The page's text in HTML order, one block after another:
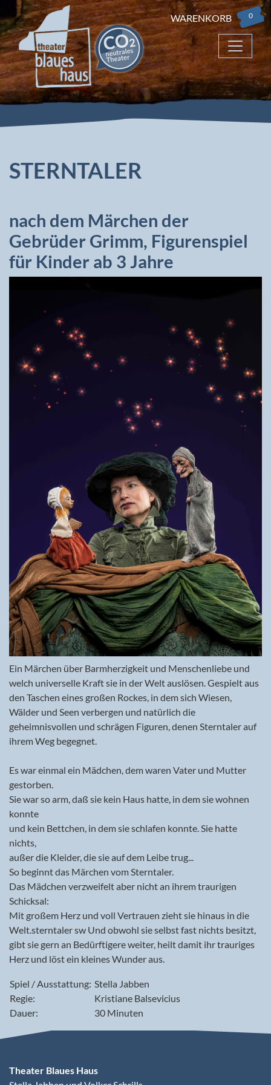
WARENKORB 0
STERNTALER
nach dem Märchen der
Gebrüder Grimm, Figurenspiel
für Kinder ab 3 Jahre
Ein Märchen über Barmherzigkeit und Menschenliebe und
welch universelle Kraft sie in der Welt auslösen. Gespielt aus
den Taschen eines großen Rockes, in dem sich Wiesen,
Wälder und Seen verbergen und natürlich die
geheimnisvollen und schrägen Figuren, denen Sterntaler auf
ihrem Weg begegnet.
Es war einmal ein Mädchen, dem waren Vater und Mutter
gestorben.
Sie war so arm, daß sie kein Haus hatte, in dem sie wohnen
konnte
und kein Bettchen, in dem sie schlafen konnte. Sie hatte
nichts,
außer die Kleider, die sie auf dem Leibe trug...
So beginnt das Märchen vom Sterntaler.
Das Mädchen verzweifelt aber nicht an ihrem traurigen
Schicksal:
Mit großem Herz und voll Vertrauen zieht sie hinaus in die
Welt.sterntaler sw Und obwohl sie selbst fast nichts besitzt,
gibt sie gern an Bedürftigere weiter, heilt damit ihr trauriges
Herz und löst ein kleines Wunder aus.
Spiel / Ausstattung:
Regie:
Dauer:
Stella Jabben
Kristiane Balsevicius
30 Minuten
Theater Blaues Haus